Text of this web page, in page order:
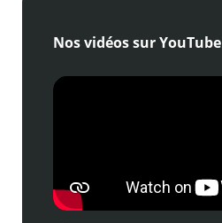
Nos vidéos sur YouTube